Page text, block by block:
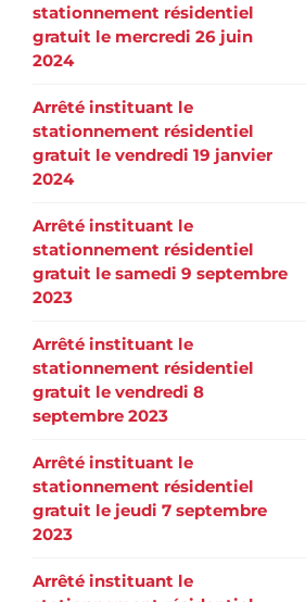
stationnement résidentiel
gratuit le mercredi 26 juin
2024
Arrêté instituant le
stationnement résidentiel
gratuit le vendredi 19 janvier
2024
Arrêté instituant le
stationnement résidentiel
gratuit le samedi 9 septembre
2023
Arrêté instituant le
stationnement résidentiel
gratuit le vendredi 8
septembre 2023
Arrêté instituant le
stationnement résidentiel
gratuit le jeudi 7 septembre
2023
Arrêté instituant le